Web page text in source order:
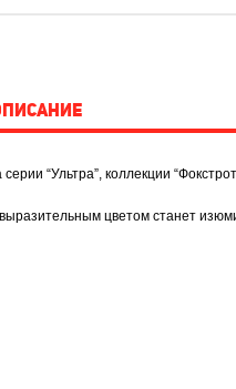
“Ультра”, коллекции
цветом станет